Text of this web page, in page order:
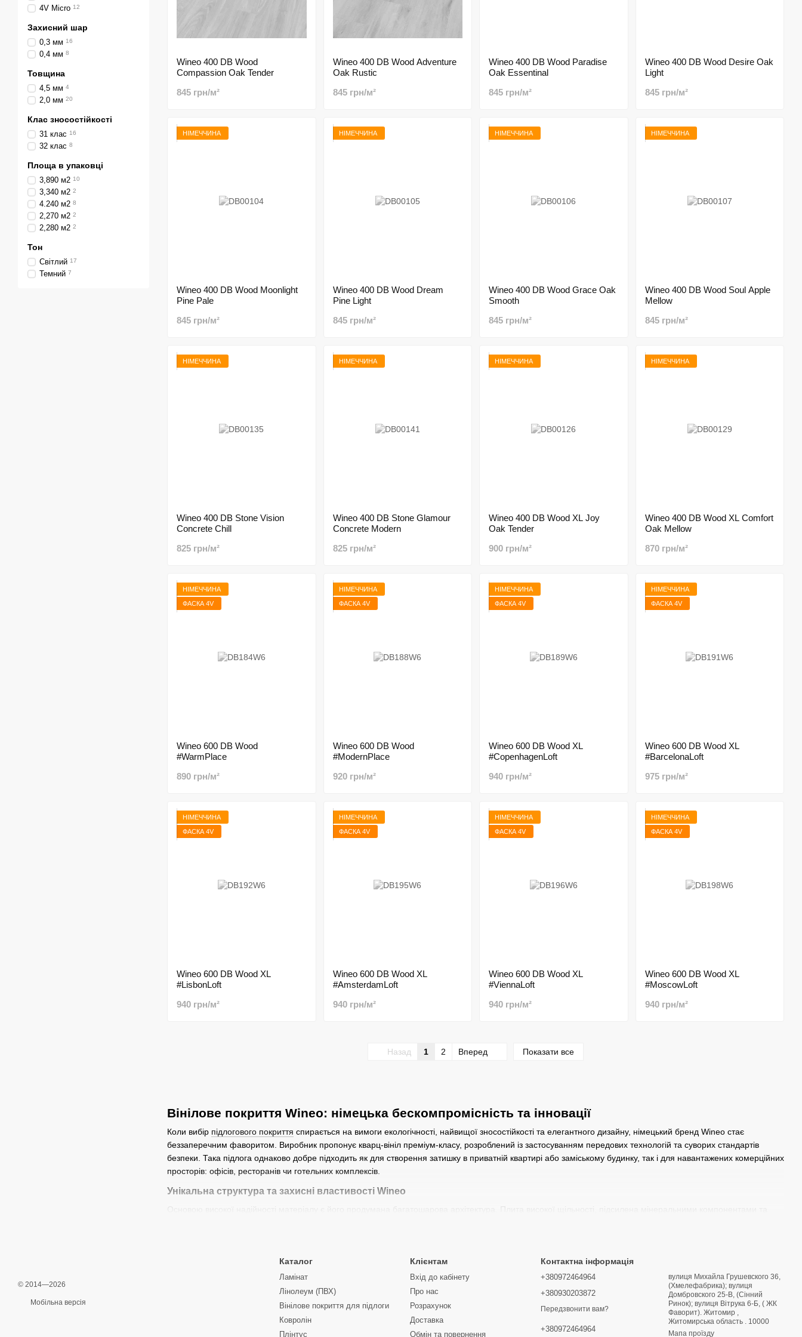
Вінілове покриття Wineo: німецька бескомпромісність та інновації
Коли вибір підлогового покриття спирається на вимоги екологічності, найвищої зносостійкості та елегантного дизайну, німецький бренд Wineo стає
беззаперечним фаворитом. Виробник пропонує кварц-вініл преміум-класу, розроблений із застосуванням передових технологій та суворих стандартів
безпеки. Така підлога однаково добре підходить як для створення затишку в приватній квартирі або заміському будинку, так і для навантажених комерційних
просторів: офісів, ресторанів чи готельних комплексів.
Унікальна структура та захисні властивості Wineo
Вінілова підлога Wineo абсолютно не боїться прямого контакту з водою. Це дозволяє створювати єдиний стилістичний простір по всій квартирі, включаючи
кухню, ванну кімнату, коридор та передпокій, без використання роздільних металевих поріжків. Окрім вологостійкості, матеріал відрізняється винятковими
звукоізоляційними властивостями: він ефективно гасить шуми кроків та утворює приємне, м'яке та тепле відчуття під час ходьби босоніж.
Багатство декорів та натуральність тиснення
Wineo 400 DB Wood
Compassion Oak Tender
845 грн/м²
Wineo 400 DB Wood Adventure
Oak Rustic
845 грн/м²
Wineo 400 DB Wood Paradise
Oak Essentinal
845 грн/м²
Wineo 400 DB Wood Desire Oak
Light
845 грн/м²
НІМЕЧЧИНА
Wineo 400 DB Wood Moonlight
Pine Pale
845 грн/м²
НІМЕЧЧИНА
Wineo 400 DB Wood Dream
Pine Light
845 грн/м²
НІМЕЧЧИНА
Wineo 400 DB Wood Grace Oak
Smooth
845 грн/м²
НІМЕЧЧИНА
Wineo 400 DB Wood Soul Apple
Mellow
845 грн/м²
НІМЕЧЧИНА
Wineo 400 DB Stone Vision
Concrete Chill
825 грн/м²
НІМЕЧЧИНА
Wineo 400 DB Stone Glamour
Concrete Modern
825 грн/м²
НІМЕЧЧИНА
Wineo 400 DB Wood XL Joy
Oak Tender
900 грн/м²
НІМЕЧЧИНА
Wineo 400 DB Wood XL Comfort
Oak Mellow
870 грн/м²
НІМЕЧЧИНА
ФАСКА 4V
Wineo 600 DB Wood
#WarmPlace
890 грн/м²
НІМЕЧЧИНА
ФАСКА 4V
Wineo 600 DB Wood
#ModernPlace
920 грн/м²
НІМЕЧЧИНА
ФАСКА 4V
Wineo 600 DB Wood XL
#CopenhagenLoft
940 грн/м²
НІМЕЧЧИНА
ФАСКА 4V
Wineo 600 DB Wood XL
#BarcelonaLoft
975 грн/м²
НІМЕЧЧИНА
ФАСКА 4V
Wineo 600 DB Wood XL
#LisbonLoft
940 грн/м²
НІМЕЧЧИНА
ФАСКА 4V
Wineo 600 DB Wood XL
#AmsterdamLoft
940 грн/м²
НІМЕЧЧИНА
ФАСКА 4V
Wineo 600 DB Wood XL
#ViennaLoft
940 грн/м²
НІМЕЧЧИНА
ФАСКА 4V
Wineo 600 DB Wood XL
#MoscowLoft
940 грн/м²
Назад 1 2 Вперед Показати все
4V Micro 12
Захисний шар
0,3 мм 16
0,4 мм 8
Товщина
4,5 мм 4
2,0 мм 20
Клас зносостійкості
31 клас 16
32 клас 8
Площа в упаковці
3,890 м2 10
3,340 м2 2
4.240 м2 8
2,270 м2 2
2,280 м2 2
Тон
Світлий 17
Темний 7
© 2014—2026
Мобільна версія
Каталог
Ламінат
Лінолеум (ПВХ)
Вінілове покриття для підлоги
Ковролін
Плінтус
Клієнтам
Вхід до кабінету
Про нас
Розрахунок
Доставка
Обмін та повернення
Контактна інформація
+380972464964
+380930203872
Передзвонити вам?
+380972464964
вулиця Михайла Грушевского 36,
(Хмелефабрика); вулиця
Домбровского 25-В, (Сінний
Ринок); вулиця Вітрука 6-Б, ( ЖК
Фаворит). Житомир ,
Житомирська область . 10000
Мапа проїзду